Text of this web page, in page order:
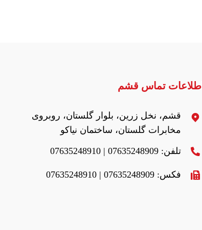
اطلاعات تماس قشم
قشم، نخل زرین، بلوار گلستان، روبروی
مخابرات گلستان، ساختمان نیاکو
تلفن: 07635248909 | 07635248910
فکس: 07635248909 | 07635248910